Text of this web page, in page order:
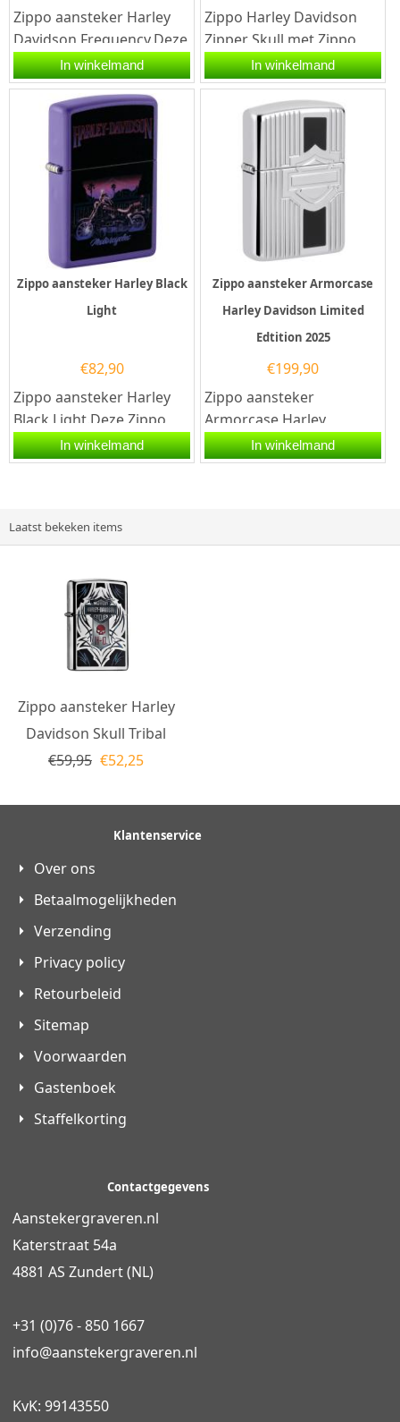
Zippo aansteker Harley
Davidson Frequency.Deze
Zippo aansteker heeft
een frequency afwerking
met...
In winkelmand
Zippo Harley Davidson
Zipper Skull met Zippo
code 2.003.924. Deze
donkergrijze Zippo...
In winkelmand
Zippo aansteker Harley Black
Light
€82,90
Zippo aansteker Harley
Black Light.Deze Zippo
aansteker heeft een mat
paarse afwerking met
In winkelmand
Zippo aansteker Armorcase
Harley Davidson Limited
Edtition 2025
€199,90
Zippo aansteker
Armorcase Harley
Davidson Limited Edtition
2025.Deze Zippo
In winkelmand
Laatst bekeken items
Zippo aansteker Harley
Davidson Skull Tribal
€59,95 €52,25
Klantenservice
Over ons
Betaalmogelijkheden
Verzending
Privacy policy
Retourbeleid
Sitemap
Voorwaarden
Gastenboek
Staffelkorting
Contactgegevens
Aanstekergraveren.nl
Katerstraat 54a
4881 AS Zundert (NL)
+31 (0)76 - 850 1667
info@aanstekergraveren.nl
KvK: 99143550